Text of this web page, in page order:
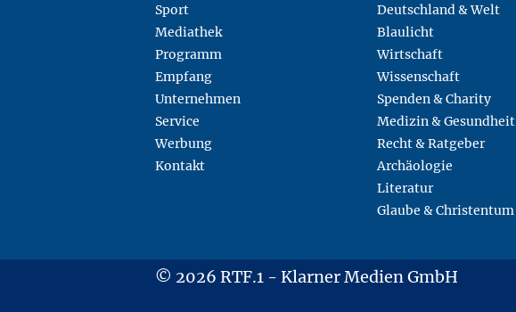
© 2026 RTF.1 - Klarner Medien GmbH
Sport
Mediathek
Programm
Empfang
Unternehmen
Service
Werbung
Kontakt
Deutschland & Welt
Blaulicht
Wirtschaft
Wissenschaft
Spenden & Charity
Medizin & Gesundheit
Recht & Ratgeber
Archäologie
Literatur
Glaube & Christentum